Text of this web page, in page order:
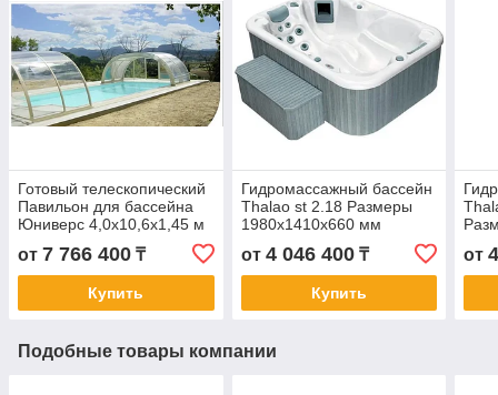
Готовый телескопический
Павильон для бассейна
Юниверс 4,0х10,6х1,45 м
от 7 766 400 ₸
Купить
Гидромассажный бассейн
Thalao st 2.18 Размеры
1980х1410х660 мм
от 4 046 400₸
Купить
от
Подобные товары компании